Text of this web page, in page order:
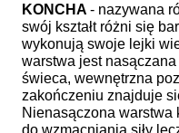
KONCHA - nazywana
swój kształt różni się
wykonują swoje lejki
warstwa jest
świeca, wewnętrzna
zakończeniu znajduje
Nienasączona warstwa
do wzmacniania siły